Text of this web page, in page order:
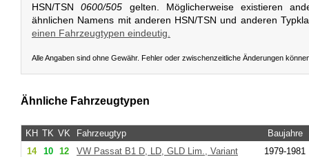
HSN/TSN0600/505 gelten. Möglicherweise existieren
ähnlichen Namens mit anderen HSN/TSN und anderen
einen Fahrzeugtypen eindeutig.
Alle Angaben sind ohne Gewähr. Fehler oder zwischenzeitliche Änderungen
Ähnliche Fahrzeugtypen
KH TK VK Fahrzeugtyp
Baujahre
14
10 12 VW Passat B1 D, LD, GLD Lim., Variant
1979-1981